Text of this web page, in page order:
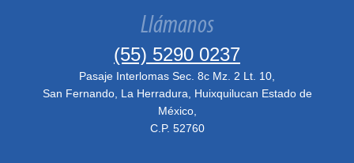
Llámanos
(55) 5290 0237
Pasaje Interlomas Sec. 8c Mz. 2 Lt. 10,
San Fernando, La Herradura, Huixquilucan Estado de
México,
C.P. 52760